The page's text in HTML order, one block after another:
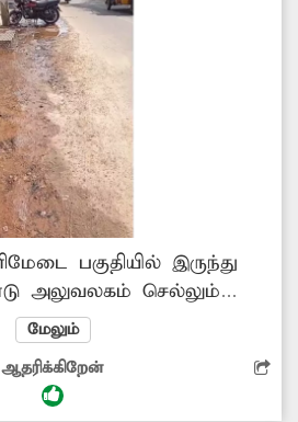
பகுதியில் இருந்து
அலுவலகம் செல்லும்
சாலையில் ஏராளமான
மருந்து கடைகள்
இடது புறத்தில்
உடைப்பு ஏற்பட்டு
மேலும்
ஆதரிக்கிறேன்